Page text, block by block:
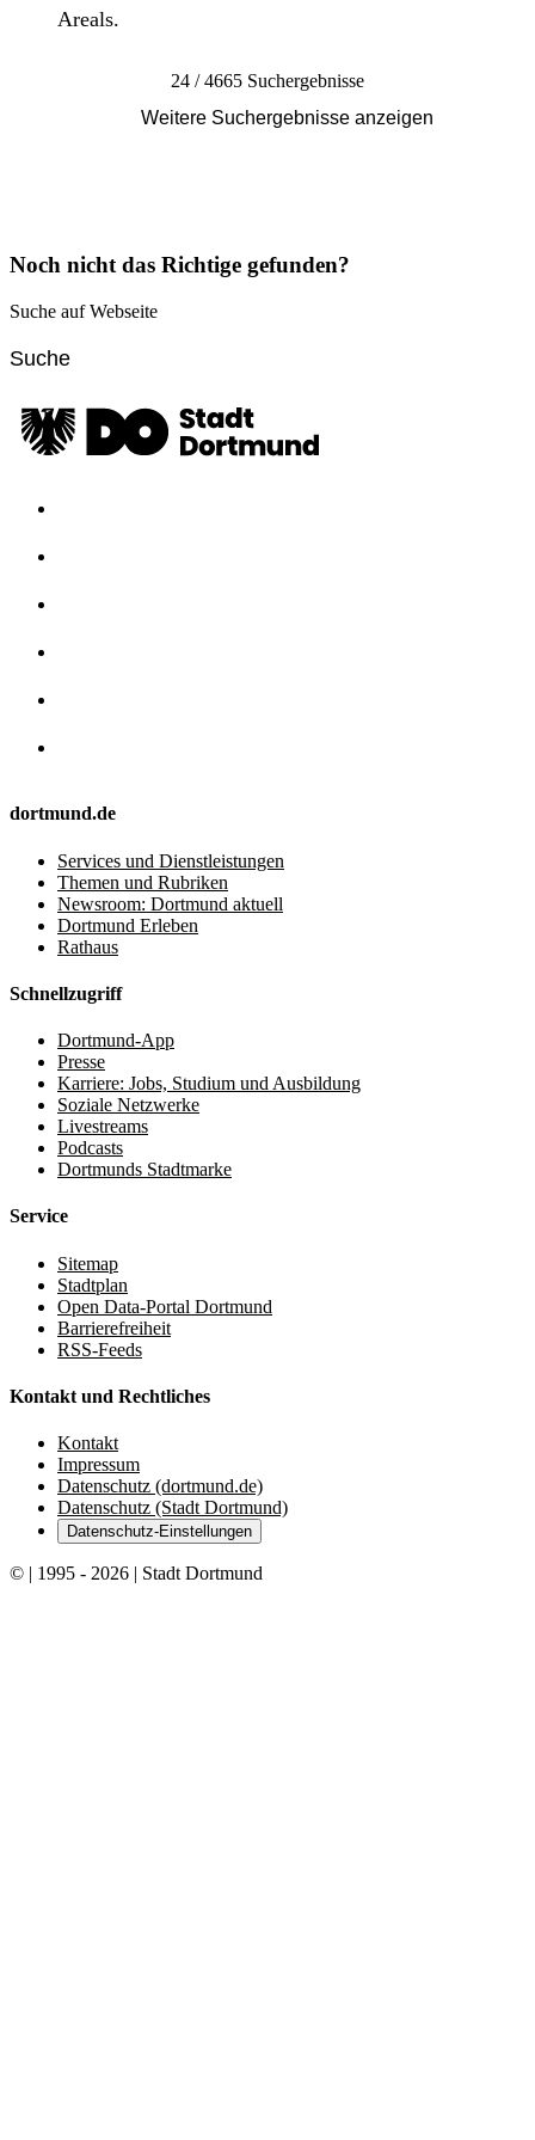
Areals.
24 / 4665 Suchergebnisse
Weitere Suchergebnisse anzeigen
Noch nicht das Richtige gefunden?
Suche auf Webseite
dortmund.de
Services und Dienstleistungen
Themen und Rubriken
Newsroom: Dortmund aktuell
Dortmund Erleben
Rathaus
Schnellzugriff
Dortmund-App
Presse
Karriere: Jobs, Studium und Ausbildung
Soziale Netzwerke
Livestreams
Podcasts
Dortmunds Stadtmarke
Service
Sitemap
Stadtplan
Open Data-Portal Dortmund
Barrierefreiheit
RSS-Feeds
Kontakt und Rechtliches
Kontakt
Impressum
Datenschutz (dortmund.de)
Datenschutz (Stadt Dortmund)
Datenschutz-Einstellungen
© | 1995 - 2026 | Stadt Dortmund